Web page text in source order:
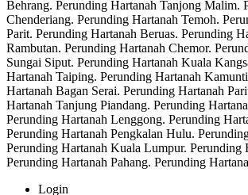
Behrang. Perunding Hartanah Tanjong Malim.
Chenderiang. Perunding Hartanah Temoh.
Parit. Perunding Hartanah Beruas. Perunding
Rambutan. Perunding Hartanah Chemor.
Sungai Siput. Perunding Hartanah Kuala
Hartanah Taiping. Perunding Hartanah
Hartanah Bagan Serai. Perunding Hartanah
Hartanah Tanjung Piandang. Perunding
Perunding Hartanah Lenggong. Perunding
Perunding Hartanah Pengkalan Hulu.
Perunding Hartanah Kuala Lumpur. Perunding
Perunding Hartanah Pahang. Perunding
Login